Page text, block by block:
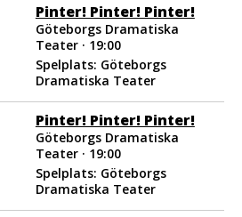
Pinter! Pinter! Pinter!
Göteborgs Dramatiska
Teater · 19:00
Spelplats: Göteborgs
Dramatiska Teater
Pinter! Pinter! Pinter!
Göteborgs Dramatiska
Teater · 19:00
Spelplats: Göteborgs
Dramatiska Teater